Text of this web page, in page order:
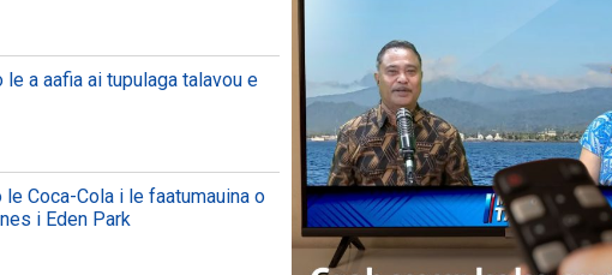
a aafia ai tupulaga talavou e
le Coca-Cola i le faatumauina o
i Eden Park